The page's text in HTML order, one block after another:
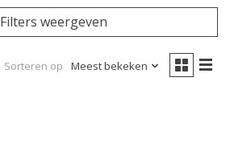
Filters weergeven
Sorteren op Meest bekeken